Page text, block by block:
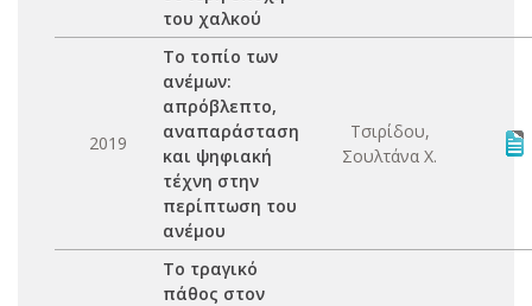
του χαλκού
2019
Το τοπίο των
ανέμων:
απρόβλεπτο,
αναπαράσταση
και ψηφιακή
τέχνη στην
περίπτωση του
ανέμου
Τσιρίδου,
Σουλτάνα Χ.
Το τραγικό
πάθος στον